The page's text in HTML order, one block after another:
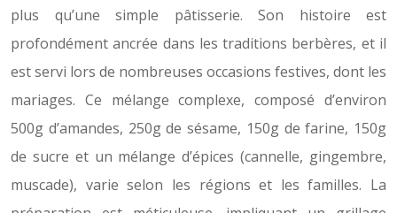
plus qu’une simple pâtisserie. Son histoire est
profondément ancrée dans les traditions berbères, et il
est servi lors de nombreuses occasions festives, dont les
mariages. Ce mélange complexe, composé d’environ
500g d’amandes, 250g de sésame, 150g de farine, 150g
de sucre et un mélange d’épices (cannelle, gingembre,
muscade), varie selon les régions et les familles. La